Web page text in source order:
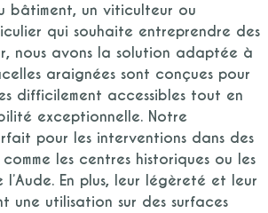
bâtiment, un viticulteur ou
qui souhaite entreprendre des
nous avons la solution adaptée à
araignées sont conçues pour
difficilement accessibles tout en
exceptionnelle. Notre
pour les interventions dans des
les centres historiques ou les
l’Aude. En plus, leur légèreté et leur
une utilisation sur des surfaces